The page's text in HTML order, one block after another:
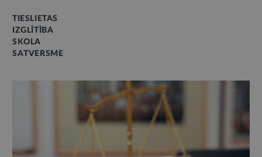
TIESLIETAS
IZGLĪTĪBA
SKOLA
SATVERSME